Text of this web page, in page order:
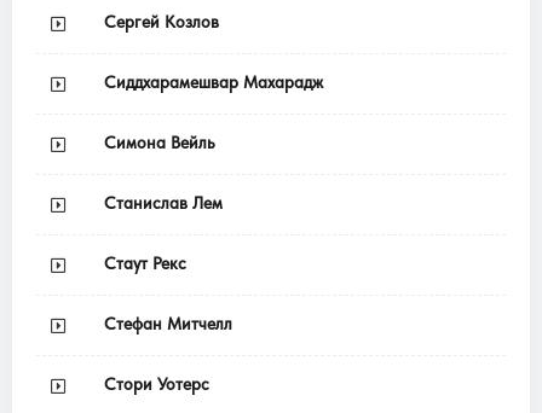
Сергей Козлов
Сиддхарамешвар Махарадж
Симона Вейль
Станислав Лем
Стаут Рекс
Стефан Митчелл
Стори Уотерс